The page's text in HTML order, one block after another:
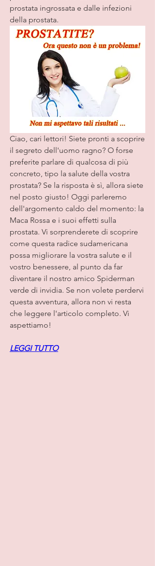
prostata ingrossata e dalle infezioni
della prostata.
Ciao, cari lettori! Siete pronti a scoprire
il segreto dell'uomo ragno? O forse
preferite parlare di qualcosa di più
concreto, tipo la salute della vostra
prostata? Se la risposta è sì, allora siete
nel posto giusto! Oggi parleremo
dell'argomento caldo del momento: la
Maca Rossa e i suoi effetti sulla
prostata. Vi sorprenderete di scoprire
come questa radice sudamericana
possa migliorare la vostra salute e il
vostro benessere, al punto da far
diventare il nostro amico Spiderman
verde di invidia. Se non volete perdervi
questa avventura, allora non vi resta
che leggere l'articolo completo. Vi
aspettiamo!
LEGGI TUTTO